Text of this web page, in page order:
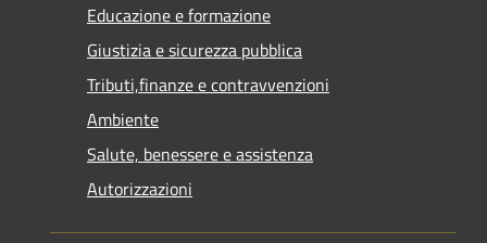
Educazione e formazione
Giustizia e sicurezza pubblica
Tributi,finanze e contravvenzioni
Ambiente
Salute, benessere e assistenza
Autorizzazioni